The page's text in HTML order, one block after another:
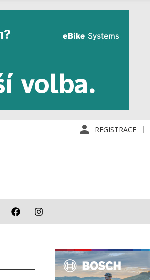
REGISTRACE